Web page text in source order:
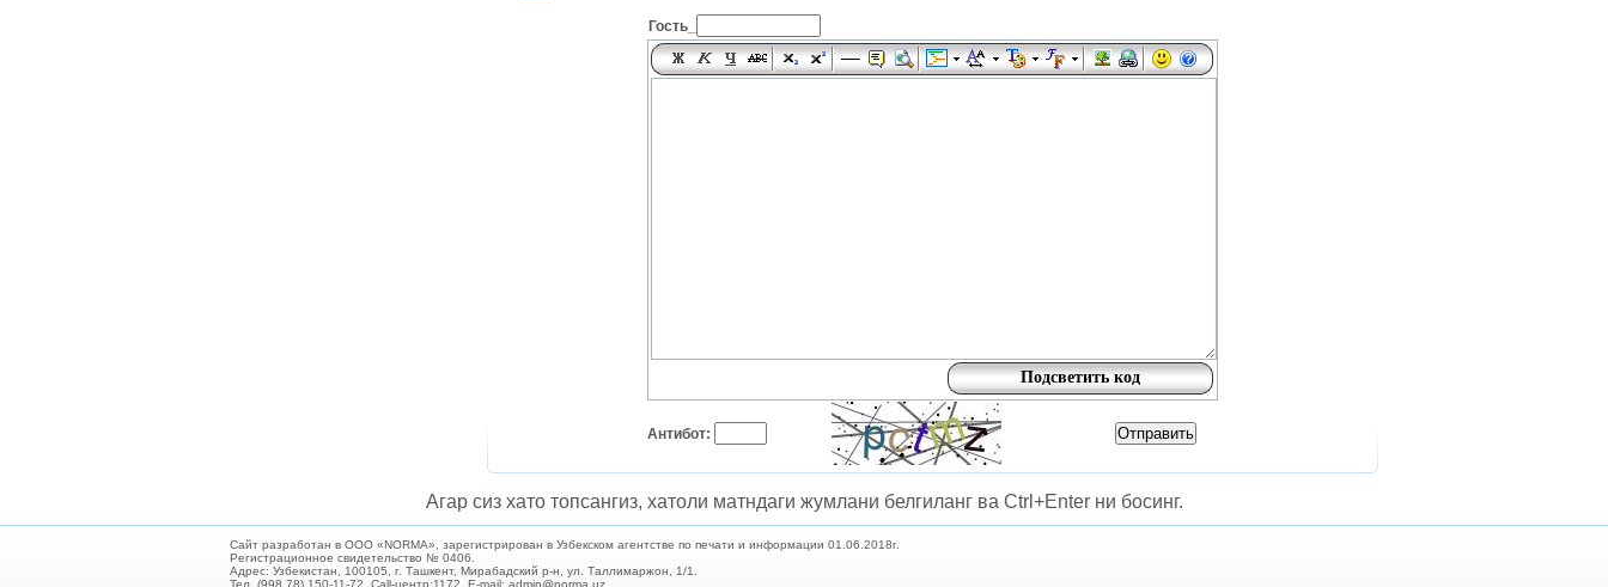
Гость_
Антибот:
Агар сиз хато топсангиз, хатоли матндаги жумлани белгиланг ва Ctrl+Enter ни босинг.
Сайт разработан в ООО «NORMA», зарегистрирован в Узбекском агентстве по печати и информации 01.06.2018г.
Регистрационное свидетельство № 0406.
Адрес: Узбекистан, 100105, г. Ташкент, Мирабадский р-н, ул. Таллимаржон, 1/1.
Тел. (998 78) 150-11-72. Call-центр:1172. E-mail: admin@norma.uz